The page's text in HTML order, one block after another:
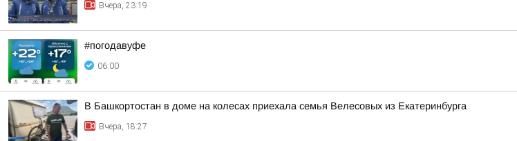
Вчера, 23:19
#погодавуфе
06:00
В Башкортостан в доме на колесах приехала семья Велесовых из Екатеринбурга
Вчера, 18:27